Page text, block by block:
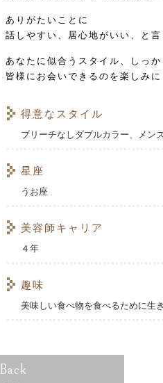
ありがたいことに
話しやすい、居心地がいい、と
あなたに似合うスタイル、しっ
皆様にお会いできるのを楽しみに
得意なスタイル
ブリーチなしダブルカラー、メン
星座
うお座
美容師キャリア
４年
趣味
美味しい食べ物を食べるために生
Back